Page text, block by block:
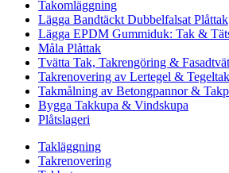
Takomläggning
Lägga Bandtäckt Dubbelfalsat Plåttak
Lägga EPDM Gummiduk: Tak &
Måla Plåttak
Tvätta Tak, Takrengöring &
Takrenovering av Lertegel &
Takmålning av Betongpannor &
Bygga Takkupa & Vindskupa
Plåtslageri
Takläggning
Takrenovering